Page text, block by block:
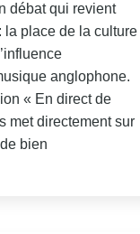
débat qui revient
la place de la culture
anglophone.
« En direct de
met directement sur
bien